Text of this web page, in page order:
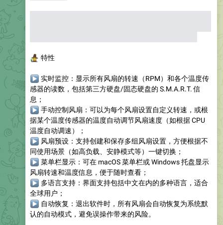
特性
实时监控：显示所有风扇的转速（RPM）和各个温度传
感器的读数，包括第三方硬盘/固态硬盘的 S.M.A.R.T. 信
息；
手动控制风扇 ：可以为每个风扇设置自定义转速，或根
据某个温度传感器的温度自动调节风扇速度（如根据 CPU
温度自动调速）；
风扇预设：支持创建和保存多组风扇设置，方便根据不
同使用场景（如高负载、安静模式等）一键切换；
菜单栏显示：可在 macOS 菜单栏或 Windows 托盘显示
风扇转速和温度信息，便于随时查看；
多语言支持：界面支持包括中文在内的多种语言，适合
全球用户；
自动恢复 ：退出软件时，所有风扇会自动恢复为系统默
认的自动模式，避免误操作带来的风险。